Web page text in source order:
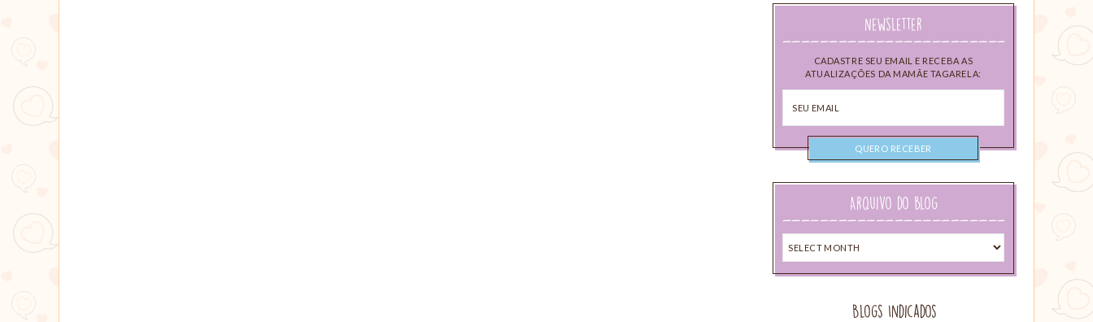
Newsletter
CADASTRE SEU EMAIL E RECEBA AS
ATUALIZAÇÕES DA MAMÃE TAGARELA:
email
Arquivo do blog
Arquivo
do
blog
Blogs Indicados